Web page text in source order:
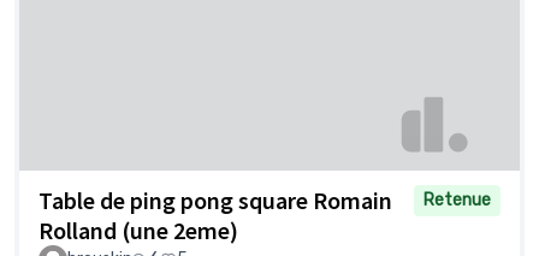
Table de ping pong square Romain
Rolland (une 2eme)
Retenue